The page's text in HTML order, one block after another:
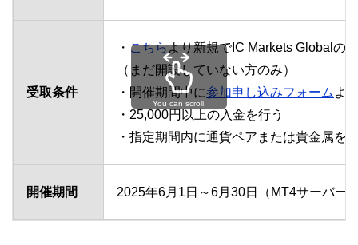
受取条件
・ こちらより新規でIC Markets Globalの
（まだ開設していない方のみ）
・開催期間中に参加申し込みフォーム よ
・25,000円以上の入金を行う
・指定期間内に通貨ペアまたは貴金属を
開催期間 2025年6月1日～6月30日（MT4サーバー
You can scroll.